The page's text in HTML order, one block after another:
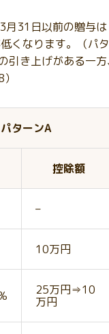
31日以前の贈与
くなります。（パ
引き上げがある一
パターンA
控除額
–
10万円
25万円⇒10
万円